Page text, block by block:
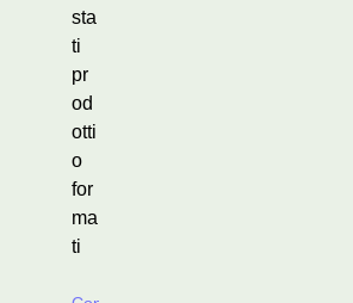
sta
ti
pr
od
otti
o
for
ma
ti